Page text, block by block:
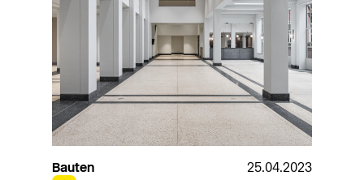
Bauten 25.04.2023